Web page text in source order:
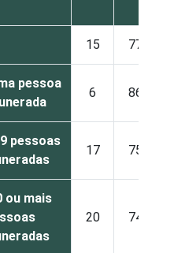
15 77
pessoa
6 86
pessoas
17 75
ou mais
20 74